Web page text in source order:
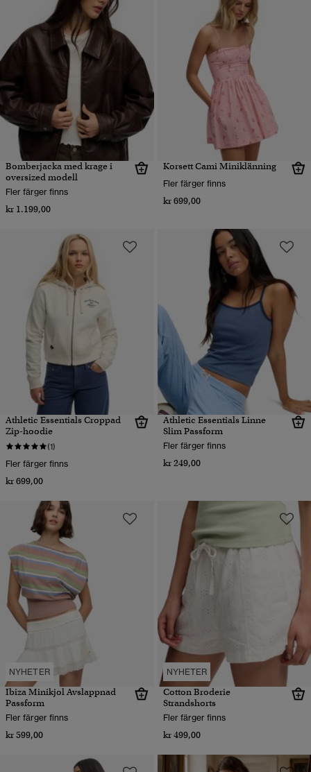
Bomberjacka med krage i
oversized modell
Fler färger finns
kr 1.199,00
Korsett Cami Miniklänning
Fler färger finns
kr 699,00
Athletic Essentials Croppad
Zip-hoodie
(1)
Fler färger finns
kr 699,00
Athletic Essentials Linne
Slim Passform
Fler färger finns
kr 249,00
NYHETER
Ibiza Minikjol Avslappnad
Passform
Fler färger finns
kr 599,00
NYHETER
Cotton Broderie
Strandshorts
Fler färger finns
kr 499,00